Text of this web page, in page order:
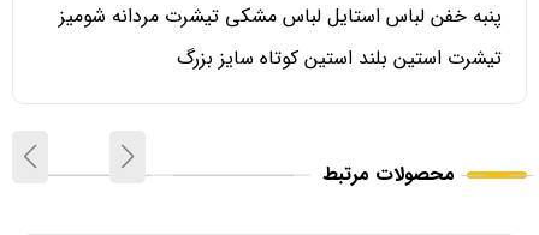
پنبه خفن لباس استایل لباس مشکی تیشرت مردانه شومیز
تیشرت استین بلند استین کوتاه سایز بزرگ
محصولات مرتبط